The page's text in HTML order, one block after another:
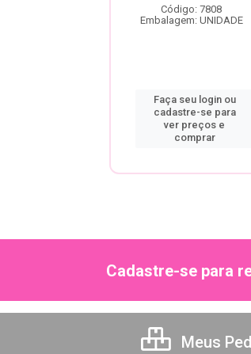
Código: 7808
Embalagem: UNIDADE
Faça seu login ou
cadastre-se para
ver preços e
comprar
Cadastre-se para
Meus